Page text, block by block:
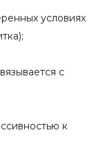
условиях
с
к